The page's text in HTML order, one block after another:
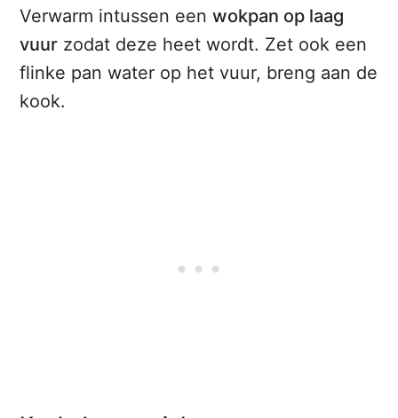
Verwarm intussen eenwokpan op laag
vuur zodat deze heet wordt. Zet ook een
flinke pan water op het vuur, breng aan de
kook.